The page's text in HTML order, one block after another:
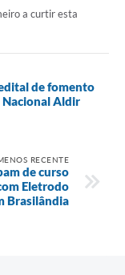
a curtir esta
de fomento
Aldir
RECENTE
de curso
Eletrodo
Brasilândia